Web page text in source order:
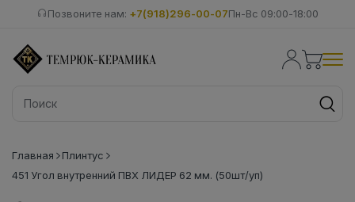
Позвоните нам: +7(918)296-00-07Пн-Вс 09:00-18:00
Главная
Плинтус
451 Угол внутренний ПВХ ЛИДЕР 62 мм. (50шт/уп)